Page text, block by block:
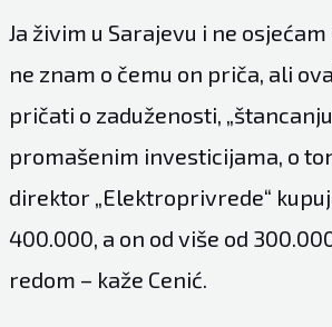
Ja živim u Sarajevu i ne
ne znam o čemu on priča, ali
pričati o zaduženosti,
promašenim investicijama, o
direktor „Elektroprivrede“
400.000, a on od više od
redom – kaže Cenić.